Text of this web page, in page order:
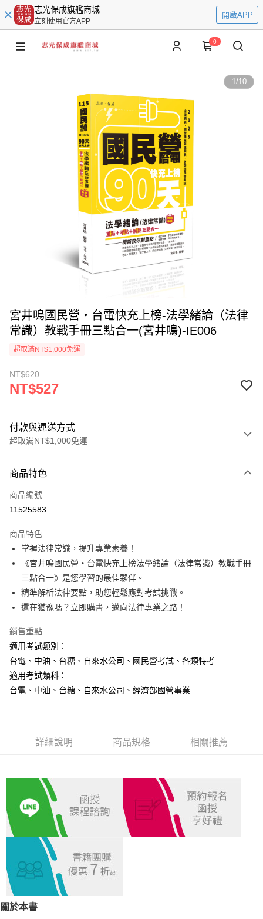
志光保成旗艦商城
立刻使用官方APP
開啟APP
0
1/10
宮井鳴國民營‧台電快充上榜-法學緒論（法律
常識）教戰手冊三點合一(宮井鳴)-IE006
超取滿NT$1,000免運
NT$620
NT$527
付款與運送方式
超取滿NT$1,000免運
信用卡一次付款
超商取貨付款
Apple Pay
悠遊付
Google Pay
ATM付款
全家取貨付款
每筆NT$100，滿NT$1,000(含以上)免運費
付款後全家取貨.
每筆NT$100，滿NT$1,000(含以上)免運費
宅配
每筆NT$100，滿NT$1,000(含以上)免運費
外島郵寄
每筆NT$100，滿NT$1,000(含以上)免運費
商品特色
商品編號
11525583
商品特色
掌握法律常識，提升專業素養！
《宮井鳴國民營‧台電快充上榜法學緒論（法律常識）教戰手冊
三點合一》是您學習的最佳夥伴。
精準解析法律要點，助您輕鬆應對考試挑戰。
還在猶豫嗎？立即購書，邁向法律專業之路！
銷售重點
適用考試類別：
台電、中油、台糖、自來水公司、國民營考試、各類特考
適用考試類科：
台電、中油、台糖、自來水公司、經濟部國營事業
詳細說明 商品規格 相關推薦
關於本書